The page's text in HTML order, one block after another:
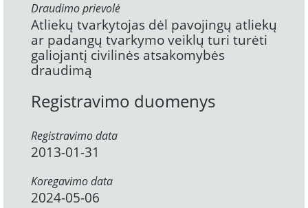
Draudimo prievolė
Atliekų tvarkytojas dėl pavojingų atliekų
ar padangų tvarkymo veiklų turi turėti
galiojantį civilinės atsakomybės
draudimą
Registravimo duomenys
Registravimo data
2013-01-31
Koregavimo data
2024-05-06